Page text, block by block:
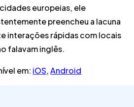
europeias, ele
preencheu a lacuna
interações rápidas com locais
falavam inglês.
em: iOS,Android